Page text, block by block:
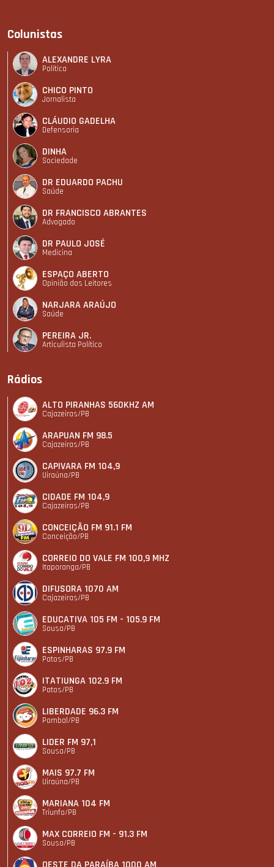
Colunistas
ALEXANDRE LYRA
Política
CHICO PINTO
Jornalista
CLÁUDIO GADELHA
Defensoria
DINHA
Sociedade
DR EDUARDO PACHU
Saúde
DR FRANCISCO ABRANTES
Advogado
DR PAULO JOSÉ
Medicina
ESPAÇO ABERTO
Opinião dos Leitores
NARJARA ARAÚJO
Saúde
PEREIRA JR.
Articulista Polí­tico
Rádios
ALTO PIRANHAS 560KHZ AM
Cajazeiras/PB
ARAPUAN FM 98.5
Cajazeiras/PB
CAPIVARA FM 104,9
Uiraúna/PB
CIDADE FM 104,9
Cajazeiras/PB
CONCEIÇÃO FM 91.1 FM
Conceição/PB
CORREIO DO VALE FM 100,9 MHZ
Itaporanga/PB
DIFUSORA 1070 AM
Cajazeiras/PB
EDUCATIVA 105 FM - 105.9 FM
Sousa/PB
ESPINHARAS 97.9 FM
Patos/PB
ITATIUNGA 102.9 FM
Patos/PB
LIBERDADE 96.3 FM
Pombal/PB
LIDER FM 97,1
Sousa/PB
MAIS 97.7 FM
Uiraúna/PB
MARIANA 104 FM
Triunfo/PB
MAX CORREIO FM - 91.3 FM
Sousa/PB